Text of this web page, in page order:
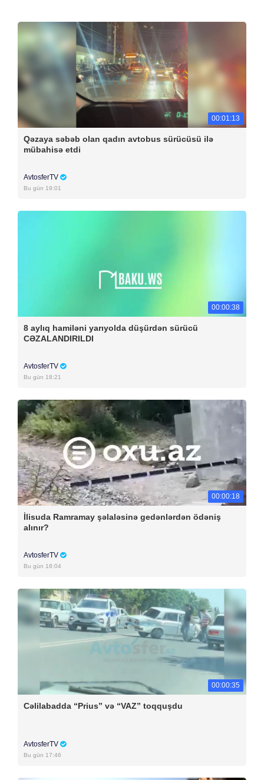
00:01:13
Qəzaya səbəb olan qadın avtobus sürücüsü ilə
mübahisə etdi
AvtosferTV
Bu gün 19:01
00:00:38
8 aylıq hamiləni yarıyolda düşürdən sürücü
CƏZALANDIRILDI
AvtosferTV
Bu gün 18:21
00:00:18
İlisuda Ramramay şəlaləsinə gedənlərdən ödəniş
alınır?
AvtosferTV
Bu gün 18:04
00:00:35
Cəlilabadda “Prius” və “VAZ” toqquşdu
AvtosferTV
Bu gün 17:46